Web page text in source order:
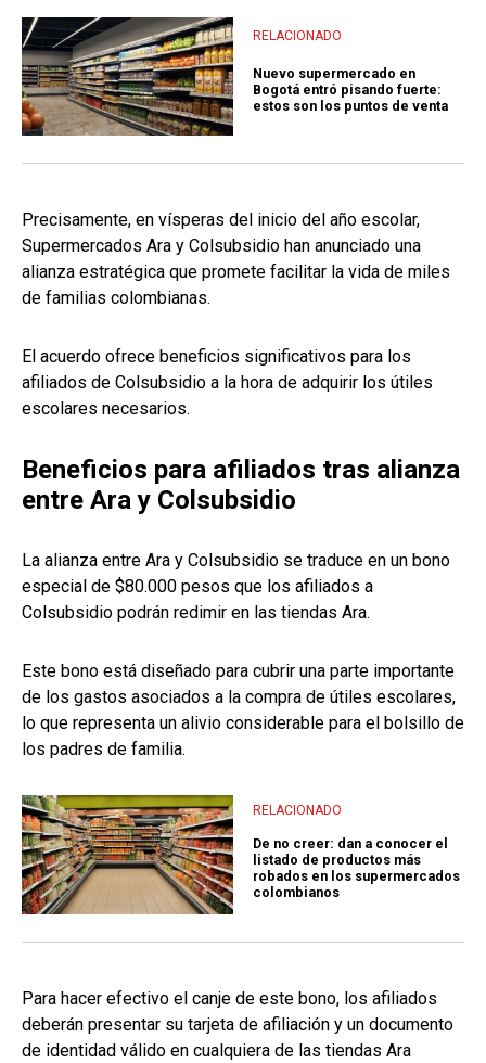
RELACIONADO
Nuevo supermercado en
Bogotá entró pisando fuerte:
estos son los puntos de venta
Precisamente, en vísperas del inicio del año escolar,
Supermercados Ara y Colsubsidio han anunciado una
alianza estratégica que promete facilitar la vida de miles
de familias colombianas.
El acuerdo ofrece beneficios significativos para los
afiliados de Colsubsidio a la hora de adquirir los útiles
escolares necesarios.
Beneficios para afiliados tras alianza
entre Ara y Colsubsidio
La alianza entre Ara y Colsubsidio se traduce en un bono
especial de $80.000 pesos que los afiliados a
Colsubsidio podrán redimir en las tiendas Ara.
Este bono está diseñado para cubrir una parte importante
de los gastos asociados a la compra de útiles escolares,
lo que representa un alivio considerable para el bolsillo de
los padres de familia.
RELACIONADO
De no creer: dan a conocer el
listado de productos más
robados en los supermercados
colombianos
Para hacer efectivo el canje de este bono, los afiliados
deberán presentar su tarjeta de afiliación y un documento
de identidad válido en cualquiera de las tiendas Ara